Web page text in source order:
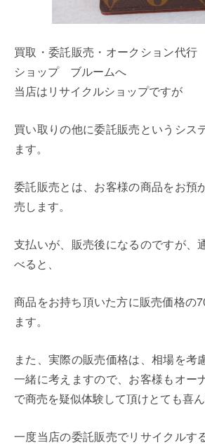
買取・委託販売・オークション代
ショップ ブルームへ
当店はリサイクルショップですが
買い取りの他に委託販売というシス
ます。
委託販売とは、お客様の商品をお預
売します。
支払いが、販売後になるのですが、
べると、
商品をお持ち頂いた方に販売価格の
ます。
また、実際の販売価格は、相場を考
一緒に考えますので、お客様もオー
で商売を疑似体験して頂けとても喜ん
一度当店の委託販売でリサイクルす